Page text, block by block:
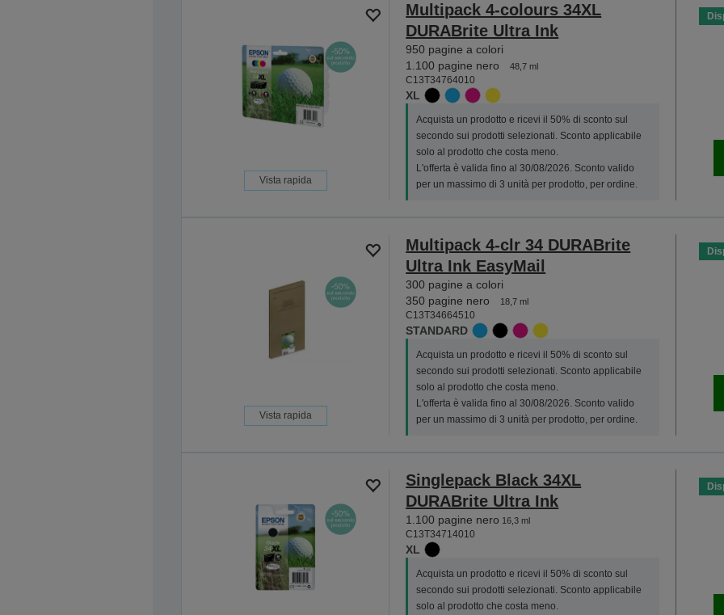
Vista rapida
Multipack 4-colours 34XL
DURABrite Ultra Ink
950 pagine a colori
1.100 pagine nero
48,7 ml
C13T34764010
XL
Acquista un prodotto e ricevi il 50% di sconto sul
secondo sui prodotti selezionati. Sconto applicabile
solo al prodotto che costa meno.
L'offerta è valida fino al 30/08/2026. Sconto valido
per un massimo di 3 unità per prodotto, per ordine.
Vista rapida
Multipack 4-clr 34 DURABrite
Ultra Ink EasyMail
300 pagine a colori
350 pagine nero
18,7 ml
C13T34664510
STANDARD
Acquista un prodotto e ricevi il 50% di sconto sul
secondo sui prodotti selezionati. Sconto applicabile
solo al prodotto che costa meno.
L'offerta è valida fino al 30/08/2026. Sconto valido
per un massimo di 3 unità per prodotto, per ordine.
Singlepack Black 34XL
DURABrite Ultra Ink
1.100 pagine nero 16,3 ml
C13T34714010
XL
Acquista un prodotto e ricevi il 50% di sconto sul
secondo sui prodotti selezionati. Sconto applicabile
solo al prodotto che costa meno.